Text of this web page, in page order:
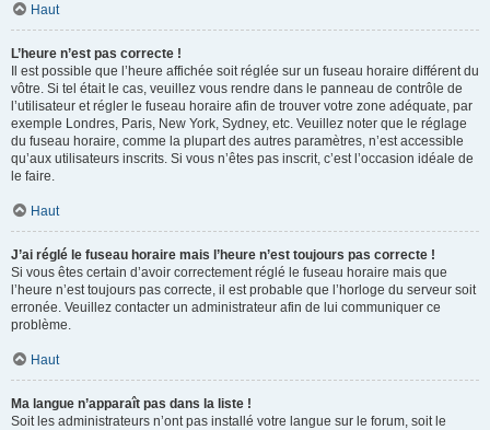
Haut
L’heure n’est pas correcte !
Il est possible que l’heure affichée soit réglée sur un fuseau horaire différent du
vôtre. Si tel était le cas, veuillez vous rendre dans le panneau de contrôle de
l’utilisateur et régler le fuseau horaire afin de trouver votre zone adéquate, par
exemple Londres, Paris, New York, Sydney, etc. Veuillez noter que le réglage
du fuseau horaire, comme la plupart des autres paramètres, n’est accessible
qu’aux utilisateurs inscrits. Si vous n’êtes pas inscrit, c’est l’occasion idéale de
le faire.
Haut
J’ai réglé le fuseau horaire mais l’heure n’est toujours pas correcte !
Si vous êtes certain d’avoir correctement réglé le fuseau horaire mais que
l’heure n’est toujours pas correcte, il est probable que l’horloge du serveur soit
erronée. Veuillez contacter un administrateur afin de lui communiquer ce
problème.
Haut
Ma langue n’apparaît pas dans la liste !
Soit les administrateurs n’ont pas installé votre langue sur le forum, soit le